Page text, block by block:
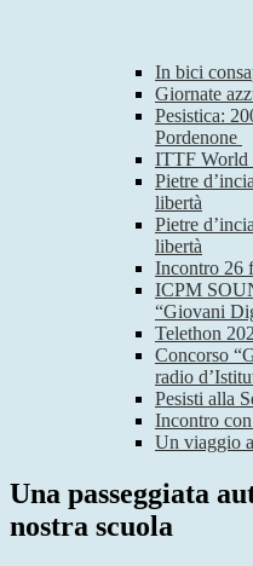
In bici
Giornate
Pesistica:
Pordenone
ITTF World
Pietre
libertà
Pietre
libertà
Incontro 26
ICPM
“Giovani
Telethon
Concorso
radio
Pesisti alla
Incontro
Un viaggio
Una passeggiata
nostra scuola